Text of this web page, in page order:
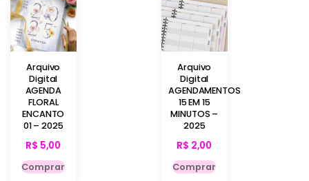
Arquivo
Digital
AGENDA
FLORAL
ENCANTO
01 – 2025
R$ 5,00
Comprar
Arquivo
Digital
AGENDAMENTOS
15 EM 15
MINUTOS –
2025
R$ 2,00
Comprar